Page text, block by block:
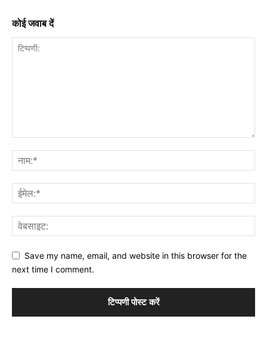
कोई जवाब दें
Save my name, email, and website in this browser for the
next time I comment.